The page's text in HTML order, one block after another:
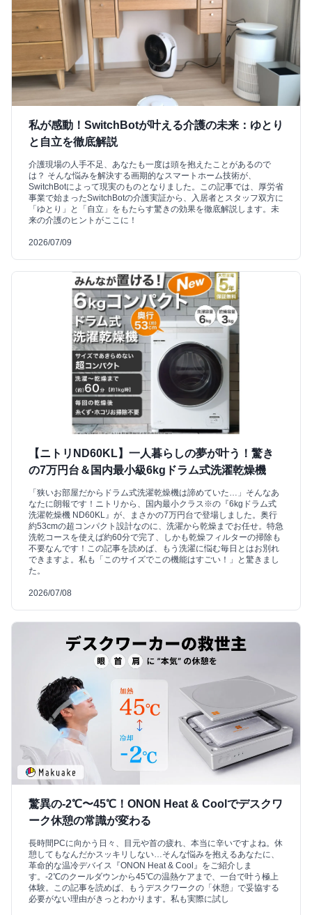
私が感動！SwitchBotが叶える介護の未来：ゆとり
と自立を徹底解説
介護現場の人手不足、あなたも一度は頭を抱えたことがあるので
は？ そんな悩みを解決する画期的なスマートホーム技術が、
SwitchBotによって現実のものとなりました。この記事では、厚労省
事業で始まったSwitchBotの介護実証から、入居者とスタッフ双方に
「ゆとり」と「自立」をもたらす驚きの効果を徹底解説します。未
来の介護のヒントがここに！
2026/07/09
【ニトリND60KL】一人暮らしの夢が叶う！驚き
の7万円台＆国内最小級6kgドラム式洗濯乾燥機
「狭いお部屋だからドラム式洗濯乾燥機は諦めていた…」そんなあ
なたに朗報です！ニトリから、国内最小クラス※の『6kgドラム式
洗濯乾燥機 ND60KL』が、まさかの7万円台で登場しました。奥行
約53cmの超コンパクト設計なのに、洗濯から乾燥までお任せ。特急
洗乾コースを使えば約60分で完了、しかも乾燥フィルターの掃除も
不要なんです！この記事を読めば、もう洗濯に悩む毎日とはお別れ
できますよ。私も「このサイズでこの機能はすごい！」と驚きまし
た。
2026/07/08
驚異の-2℃〜45℃！ONON Heat & Coolでデスクワ
ーク休憩の常識が変わる
長時間PCに向かう日々、目元や首の疲れ、本当に辛いですよね。休
憩してもなんだかスッキリしない…そんな悩みを抱えるあなたに、
革命的な温冷デバイス『ONON Heat & Cool』をご紹介しま
す。-2℃のクールダウンから45℃の温熱ケアまで、一台で叶う極上
体験。この記事を読めば、もうデスクワークの「休憩」で妥協する
必要がない理由がきっとわかります。私も実際に試し